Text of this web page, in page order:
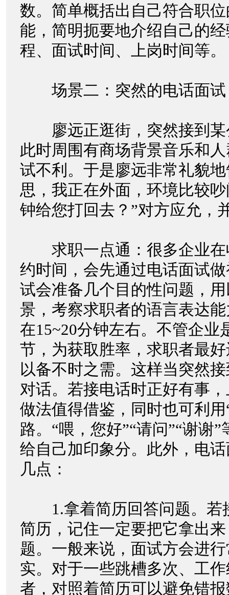
数。简单概括出自己符合职
能，简明扼要地介绍自己的
程、面试时间、上岗时间等
场景二：突然的电话面
廖远正逛街，突然接到某
此时周围有商场背景音乐和
试不利。于是廖远非常礼貌
思，我正在外面，环境比较
钟给您打回去？”对方应允
求职一点通：很多企业在
约时间，会先通过电话面试
试会准备几个目的性问题，
景，考察求职者的语言表达
在15~20分钟左右。不管企业
节，为获取胜率，求职者最
以备不时之需。这样当突然
对话。若接电话时正好有事
做法值得借鉴，同时也可利
路。“喂，您好”“请问”“谢谢
给自己加印象分。此外，电
几点：
1.拿着简历回答问题。若
简历，记住一定要把它拿出
题。一般来说，面试方会进
实。对于一些跳槽多次、工
者，对照着简历可以避免错